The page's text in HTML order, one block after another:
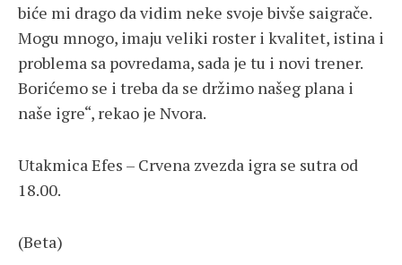
biće mi drago da vidim neke svoje bivše saigrače.
Mogu mnogo, imaju veliki roster i kvalitet, istina i
problema sa povredama, sada je tu i novi trener.
Borićemo se i treba da se držimo našeg plana i
naše igre“, rekao je Nvora.
Utakmica Efes – Crvena zvezda igra se sutra od
18.00.
(Beta)